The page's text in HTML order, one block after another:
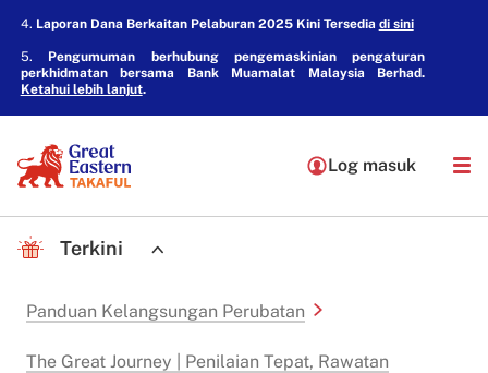
4. Laporan Dana Berkaitan Pelaburan 2025 Kini Tersedia di sini
5. Pengumuman berhubung pengemaskinian pengaturan
perkhidmatan bersama Bank Muamalat Malaysia Berhad.
Ketahui lebih lanjut.
Log masuk
Terkini
Panduan Kelangsungan Perubatan
The Great Journey | Penilaian Tepat, Rawatan